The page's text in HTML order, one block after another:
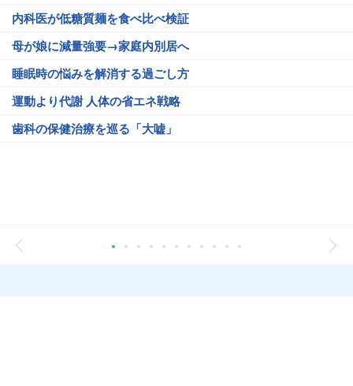
内科医が低糖質麺を食べ比べ検証
母が娘に減量強要→家庭内別居へ
睡眠時の悩みを解消する過ごし方
運動より代謝 人体の省エネ戦略
歯科の保健治療を巡る「大嘘」